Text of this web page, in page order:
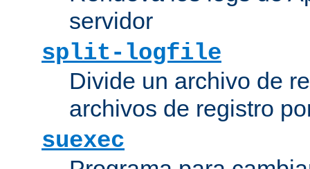
servidor
split-logfile
Divide un archivo de
archivos de registro
suexec